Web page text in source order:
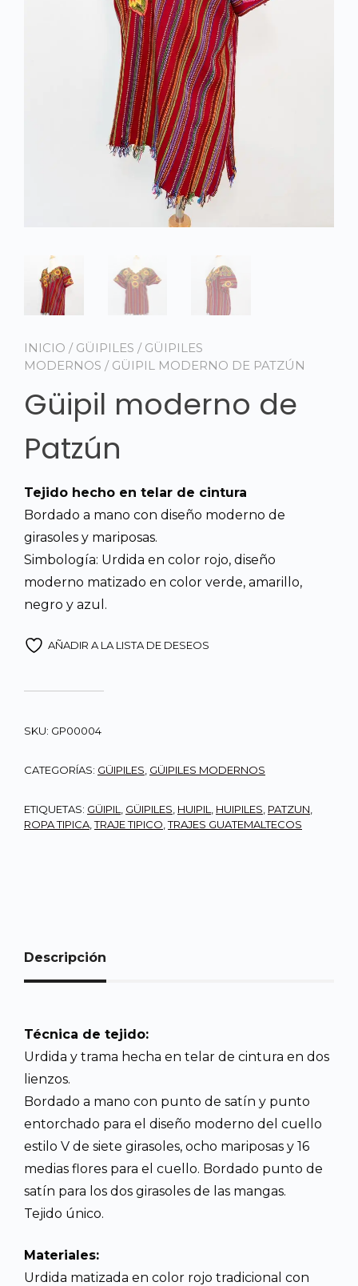
INICIO / GÜIPILES / GÜIPILES
MODERNOS / GÜIPIL MODERNO DE PATZÚN
Güipil moderno de
Patzún
Tejido hecho en telar de cintura
Bordado a mano con diseño moderno de
girasoles y mariposas.
Simbología: Urdida en color rojo, diseño
moderno matizado en color verde, amarillo,
negro y azul.
AÑADIR A LA LISTA DE DESEOS
SKU: GP00004
CATEGORÍAS: GÜIPILES GÜIPILES MODERNOS
ETIQUETAS: GÜIPIL GÜIPILES HUIPIL HUIPILES PATZUN
ROPA TIPICA ,TRAJE TIPICO ,TRAJES GUATEMALTECOS
Descripción
Técnica de tejido:
Urdida y trama hecha en telar de cintura en dos
lienzos.
Bordado a mano con punto de satín y punto
entorchado para el diseño moderno del cuello
estilo V de siete girasoles, ocho mariposas y 16
medias flores para el cuello. Bordado punto de
satín para los dos girasoles de las mangas.
Tejido único.
Materiales:
Urdida matizada en color rojo tradicional con